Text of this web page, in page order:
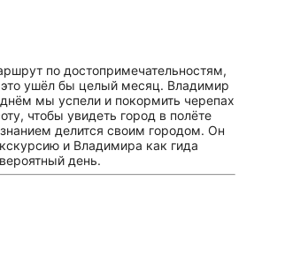
по достопримечательностям,
это ушёл бы целый месяц. Владимир
мы успели и покормить черепах
чтобы увидеть город в полёте
делится своим городом. Он
и Владимира как гида
день.